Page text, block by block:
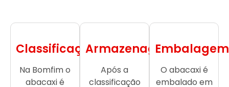
Classificação
Na Bomfim o
abacaxi é
Armazenagem
Após a
classificação
Embalagem
O abacaxi é
embalado em